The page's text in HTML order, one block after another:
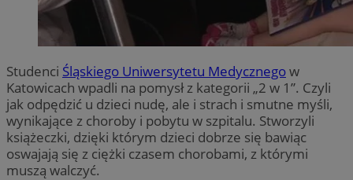
Studenci Śląskiego Uniwersytetu Medycznegow
Katowicach wpadli na pomysł z kategorii „2 w 1”. Czyli
jak odpędzić u dzieci nudę, ale i strach i smutne myśli,
wynikające z choroby i pobytu w szpitalu. Stworzyli
książeczki, dzięki którym dzieci dobrze się bawiąc
oswajają się z ciężki czasem chorobami, z którymi
muszą walczyć.